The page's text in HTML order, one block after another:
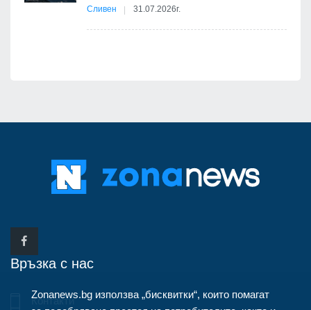
Сливен 31.07.2026г.
Връзка с нас
Контакти
Zonanews.bg използва „бисквитки“, които помагат